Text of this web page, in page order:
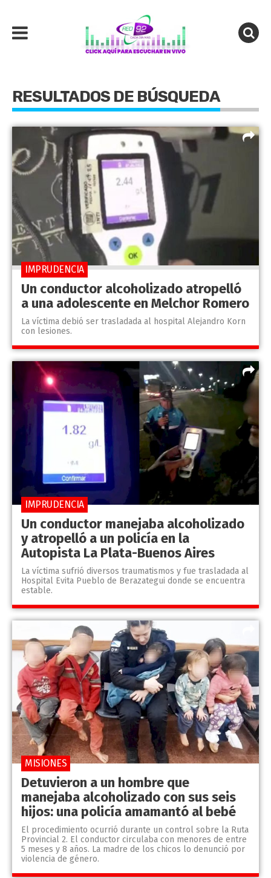
RESULTADOS DE BÚSQUEDA
Un conductor alcoholizado atropelló
a una adolescente en Melchor Romero
La víctima debió ser trasladada al hospital Alejandro Korn
con lesiones.
IMPRUDENCIA
Un conductor manejaba alcoholizado
y atropelló a un policía en la
Autopista La Plata-Buenos Aires
La víctima sufrió diversos traumatismos y fue trasladada al
Hospital Evita Pueblo de Berazategui donde se encuentra
estable.
IMPRUDENCIA
Detuvieron a un hombre que
manejaba alcoholizado con sus seis
hijos: una policía amamantó al bebé
El procedimiento ocurrió durante un control sobre la Ruta
Provincial 2. El conductor circulaba con menores de entre
5 meses y 8 años. La madre de los chicos lo denunció por
violencia de género.
MISIONES